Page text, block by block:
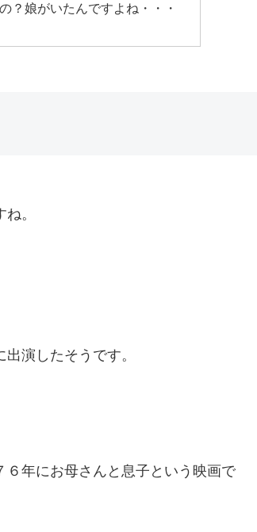
？娘がいたんですよね・・・
。
演したそうです。
６年にお母さんと息子という映画で